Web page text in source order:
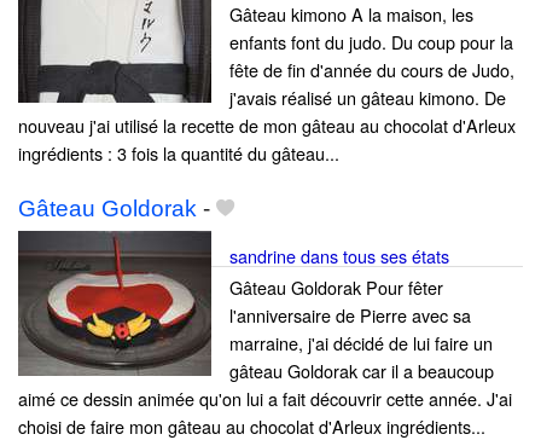
Gâteau kimono A la maison, les
enfants font du judo. Du coup pour la
fête de fin d'année du cours de Judo,
j'avais réalisé un gâteau kimono. De
nouveau j'ai utilisé la recette de mon gâteau au chocolat d'Arleux
ingrédients : 3 fois la quantité du gâteau...
Gâteau Goldorak -
sandrine dans tous ses états
Gâteau Goldorak Pour fêter
l'anniversaire de Pierre avec sa
marraine, j'ai décidé de lui faire un
gâteau Goldorak car il a beaucoup
aimé ce dessin animée qu'on lui a fait découvrir cette année. J'ai
choisi de faire mon gâteau au chocolat d'Arleux ingrédients...